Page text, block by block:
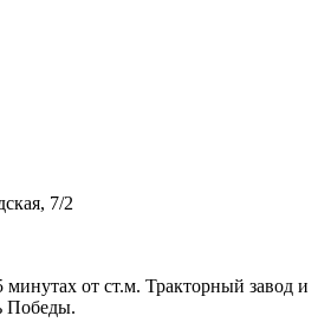
7/2
от ст.м. Тракторный завод и
Победы.